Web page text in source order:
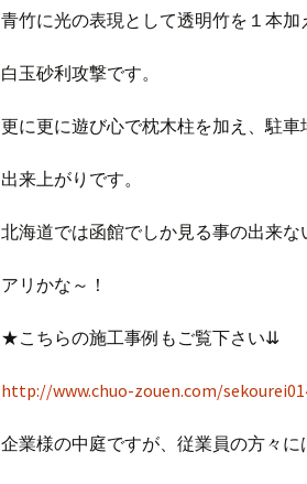
青竹に光の表現として透明竹を１本加
白玉砂利攻撃です。
更に更に遊び心で枕木柱を加え、駐
出来上がりです。
北海道では函館でしか見る事の出来
アリかな～！
★こちらの施工事例もご覧下さい⇊
http://www.chuo-zouen.com/
企業様の中庭ですが、従業員の方々